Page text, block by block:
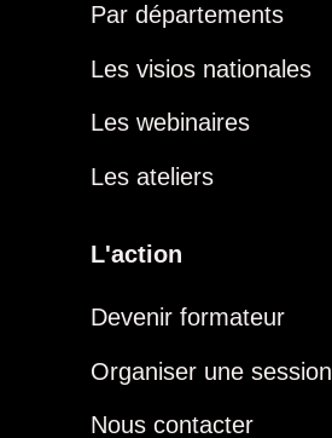
Par départements
Les visios nationales
Les webinaires
Les ateliers
L'action
Devenir formateur
Organiser une session
Nous contacter